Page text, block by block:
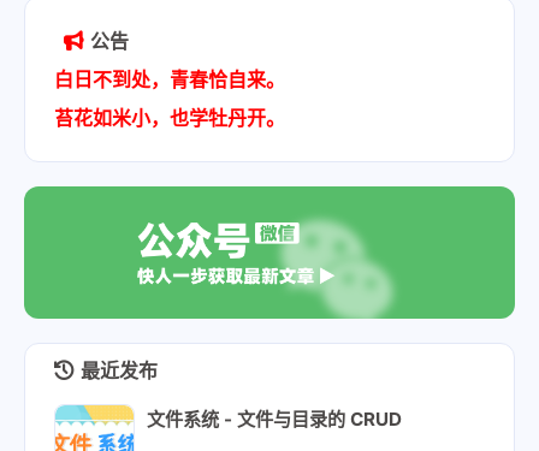
公告
白日不到处，青春恰自来。
苔花如米小，也学牡丹开。
最近发布
文件系统 - 文件与目录的 CRUD